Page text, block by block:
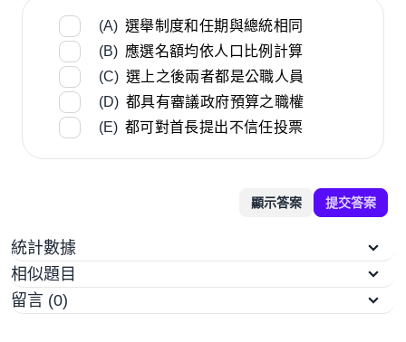
(A) 選舉制度和任期與總統相同
(B) 應選名額均依人口比例計算
(C) 選上之後兩者都是公職人員
(D) 都具有審議政府預算之職權
(E) 都可對首長提出不信任投票
顯示答案 提交答案
統計數據
相似題目
留言 (0)